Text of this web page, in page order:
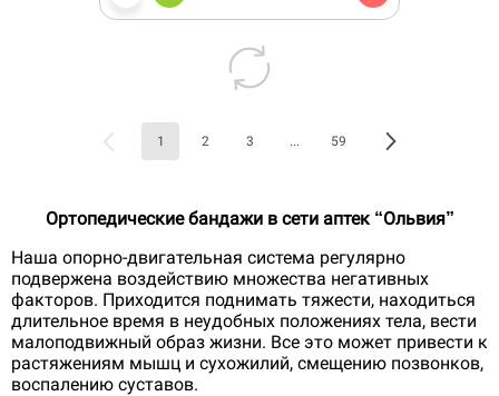
1 2 3 ... 59
Ортопедические бандажи в сети аптек “Ольвия”
Наша опорно-двигательная система регулярно
подвержена воздействию множества негативных
факторов. Приходится поднимать тяжести, находиться
длительное время в неудобных положениях тела, вести
малоподвижный образ жизни. Все это может привести к
растяжениям мышц и сухожилий, смещению позвонков,
воспалению суставов.